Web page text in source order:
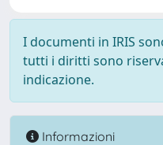
I documenti in IRIS
tutti i diritti sono
indicazione.
Informazioni